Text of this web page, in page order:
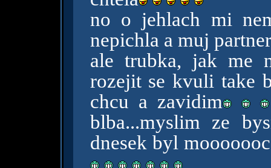
no o jehlach mi
nepichla a muj
ale trubka, jak me
rozejit se kvuli take
chcu a zavidim
blba...myslim ze
dnesek byl